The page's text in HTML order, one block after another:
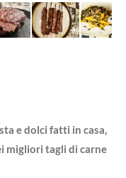
e dolci fatti in casa,
migliori tagli di carne